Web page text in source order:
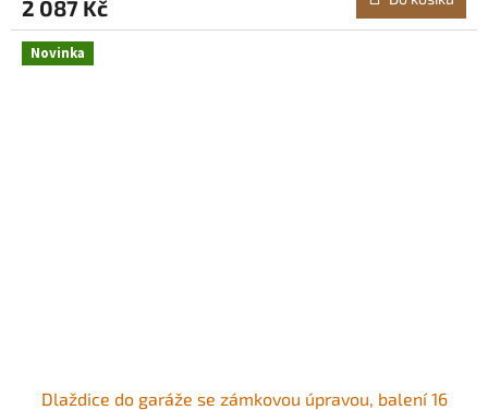
2 087 Kč
Novinka
Dlaždice do garáže se zámkovou úpravou, balení 16